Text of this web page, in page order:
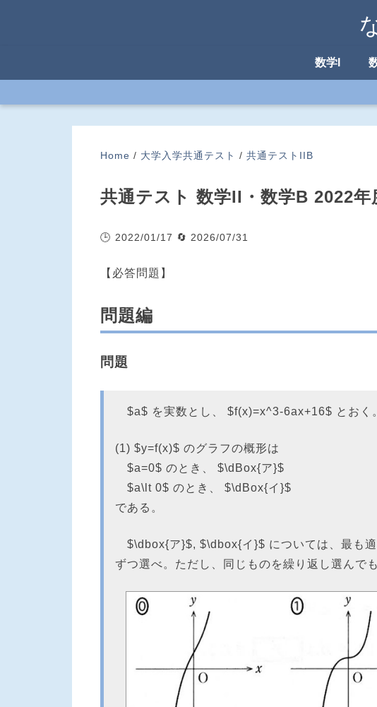
数学I
Home / 大学入学共通テスト / 共通テストIIB
共通テスト 数学II・数学B 2022
🕒 2022/01/17 🔄 2026/07/31
【必答問題】
問題編
問題
$a$ を実数とし、 $f(x)=x^3-6ax+16$ とおく
(1) $y=f(x)$ のグラフの概形は
$a=0$ のとき、 $\dBox{ア}$
$a\lt 0$ のとき、 $\dBox{イ}$
である。
$\dbox{ア}$, $\dbox{イ}$ については、最も
ずつ選べ。ただし、同じものを繰り返し選んでも